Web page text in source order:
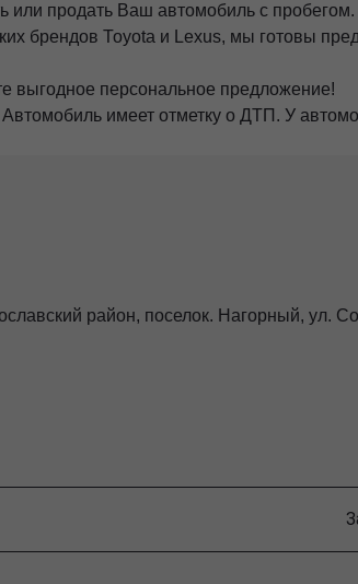
или продать Ваш автомобиль с пробегом.
брендов Тоyоtа и Lехus, мы готовы
выгодное персональное предложение!
имеет отметку о ДТП. У
район, поселок. Нагорный, ул.